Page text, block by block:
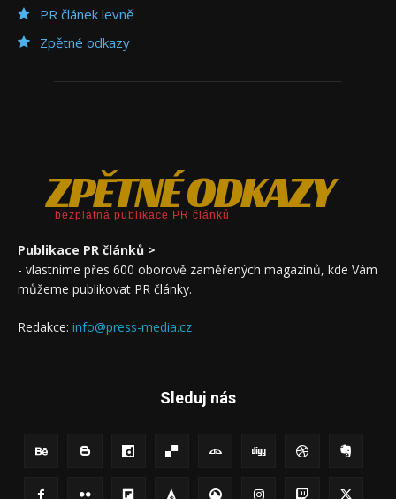
PR článek levně
Zpětné odkazy
ZPĚTNÉ ODKAZY
bezplatná publikace PR článků
Publikace PR článků >
- vlastníme přes 600 oborově zaměřených magazínů, kde Vám
můžeme publikovat PR články.
Redakce: info@press-media.cz
Sleduj nás